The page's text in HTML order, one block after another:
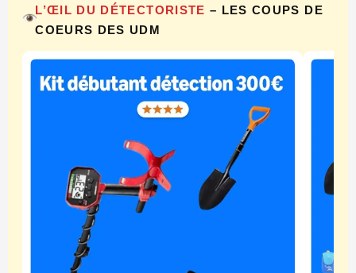
L’ŒIL DU DÉTECTORISTE – LES COUPS DE
COEURS DES UDM